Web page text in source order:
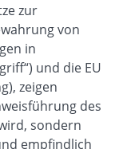
zur
von
in
und die EU
zeigen
des
sondern
empfindlich